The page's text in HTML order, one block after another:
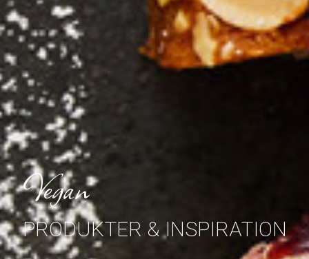
Vegan
PRODUKTER & INSPIRATION